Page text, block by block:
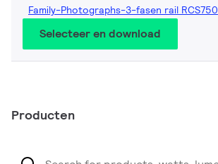
Family-Photographs-3-fasen rail RCS750
Selecteer en download
Producten